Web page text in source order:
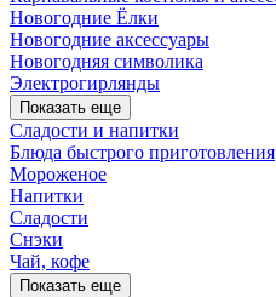
Новогодние Ёлки
Новогодние аксессуары
Новогодняя символика
Электрогирлянды
Показать еще
Сладости и напитки
Блюда быстрого приготовления
Мороженое
Напитки
Сладости
Снэки
Чай, кофе
Показать еще